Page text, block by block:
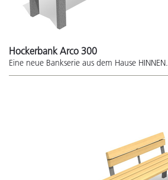
Hockerbank Arco 300
Eine neue Bankserie aus dem Hause HINNEN.